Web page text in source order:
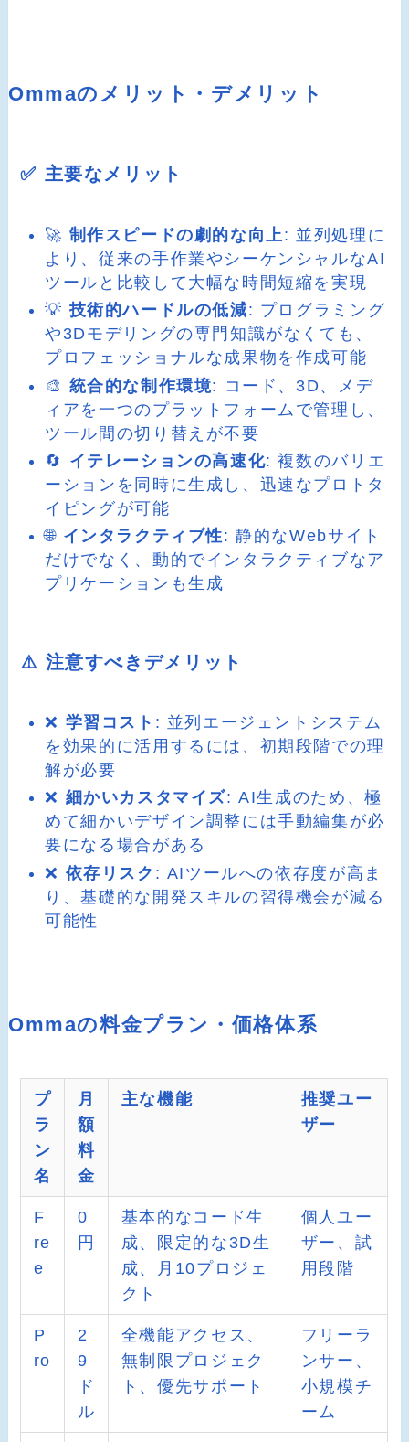
Ommaのメリット・デメリット
✅ 主要なメリット
🚀 制作スピードの劇的な向上 : 並列処理に
より、従来の手作業やシーケンシャルなAI
ツールと比較して大幅な時間短縮を実現
💡 技術的ハードルの低減: プログラミング
や3Dモデリングの専門知識がなくても、
プロフェッショナルな成果物を作成可能
🎨 統合的な制作環境: コード、3D、メデ
ィアを一つのプラットフォームで管理し、
ツール間の切り替えが不要
🔄 イテレーションの高速化: 複数のバリエ
ーションを同時に生成し、迅速なプロトタ
イピングが可能
🌐 インタラクティブ性: 静的なWebサイト
だけでなく、動的でインタラクティブなア
プリケーションも生成
⚠️ 注意すべきデメリット
❌ 学習コスト : 並列エージェントシステム
を効果的に活用するには、初期段階での理
解が必要
❌ 細かいカスタマイズ: AI生成のため、極
めて細かいデザイン調整には手動編集が必
要になる場合がある
❌ 依存リスク : AIツールへの依存度が高ま
り、基礎的な開発スキルの習得機会が減る
可能性
Ommaの料金プラン・価格体系
プ
ラ
ン
名
月
額
料
金
主な機能
推奨ユー
ザー
F
re
e
0
円
基本的なコード生
成、限定的な3D生
成、月10プロジェ
クト
個人ユー
ザー、試
用段階
P
ro
2
9
ド
ル
全機能アクセス、
無制限プロジェク
ト、優先サポート
フリーラ
ンサー、
小規模チ
ーム